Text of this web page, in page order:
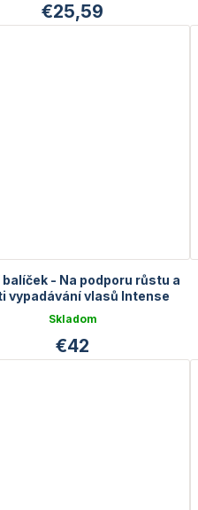
€25,59
balíček - Na podporu růstu a
vypadávání vlasů Intense
Skladom
€42